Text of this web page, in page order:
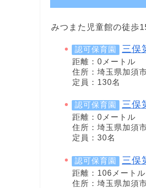
みつまた児童館の徒歩
認可保育園 三俣
距離：0メートル
住所：埼玉県加須
定員：130名
認可保育園 三俣
距離：0メートル
住所：埼玉県加須
定員：30名
認可保育園 三俣
距離：106メートル
住所：埼玉県加須